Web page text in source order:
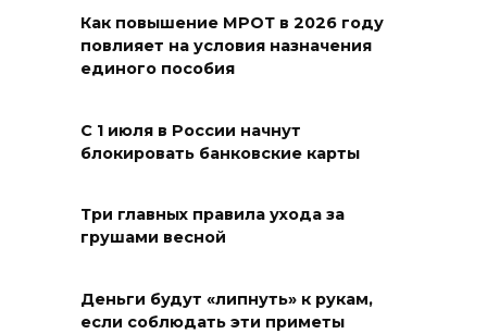
дабы учеба легко давалась:
приметы на 9 августа
На трассе Р-280 «Новороссия»
предупреждать об угрозе
БПЛА по радио
Как повышение МРОТ в 2026 году
повлияет на условия назначения
единого пособия
С 1 июля в России начнут
блокировать банковские карты
Три главных правила ухода за
грушами весной
Деньги будут «липнуть» к рукам,
если соблюдать эти приметы